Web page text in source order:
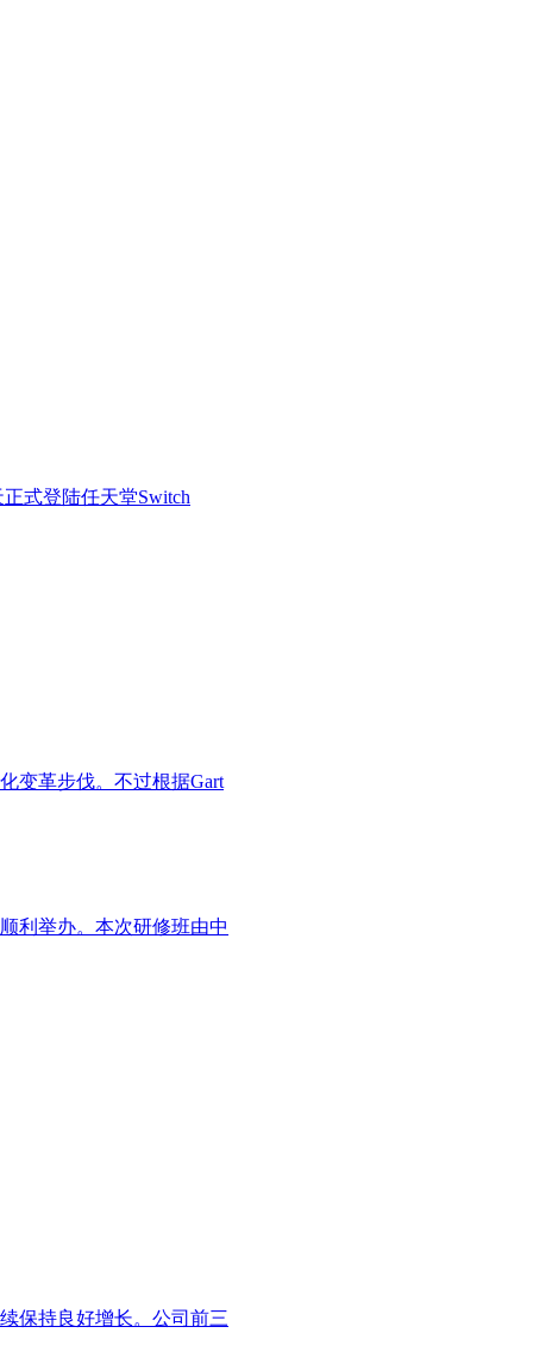
式登陆任天堂Switch
变革步伐。不过根据Gart
利举办。本次研修班由中
保持良好增长。公司前三